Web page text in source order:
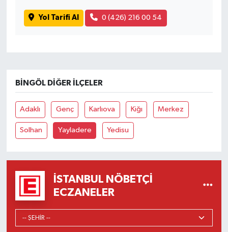
Yol Tarifi Al 0 (426) 216 00 54
BINGÖL DIĞER İLÇELER
Adaklı Genç Karlıova Kiğı Merkez
Solhan Yayladere Yedisu
İSTANBUL NÖBETÇI
ECZANELER